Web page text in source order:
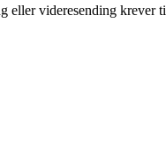
eller videresending krever